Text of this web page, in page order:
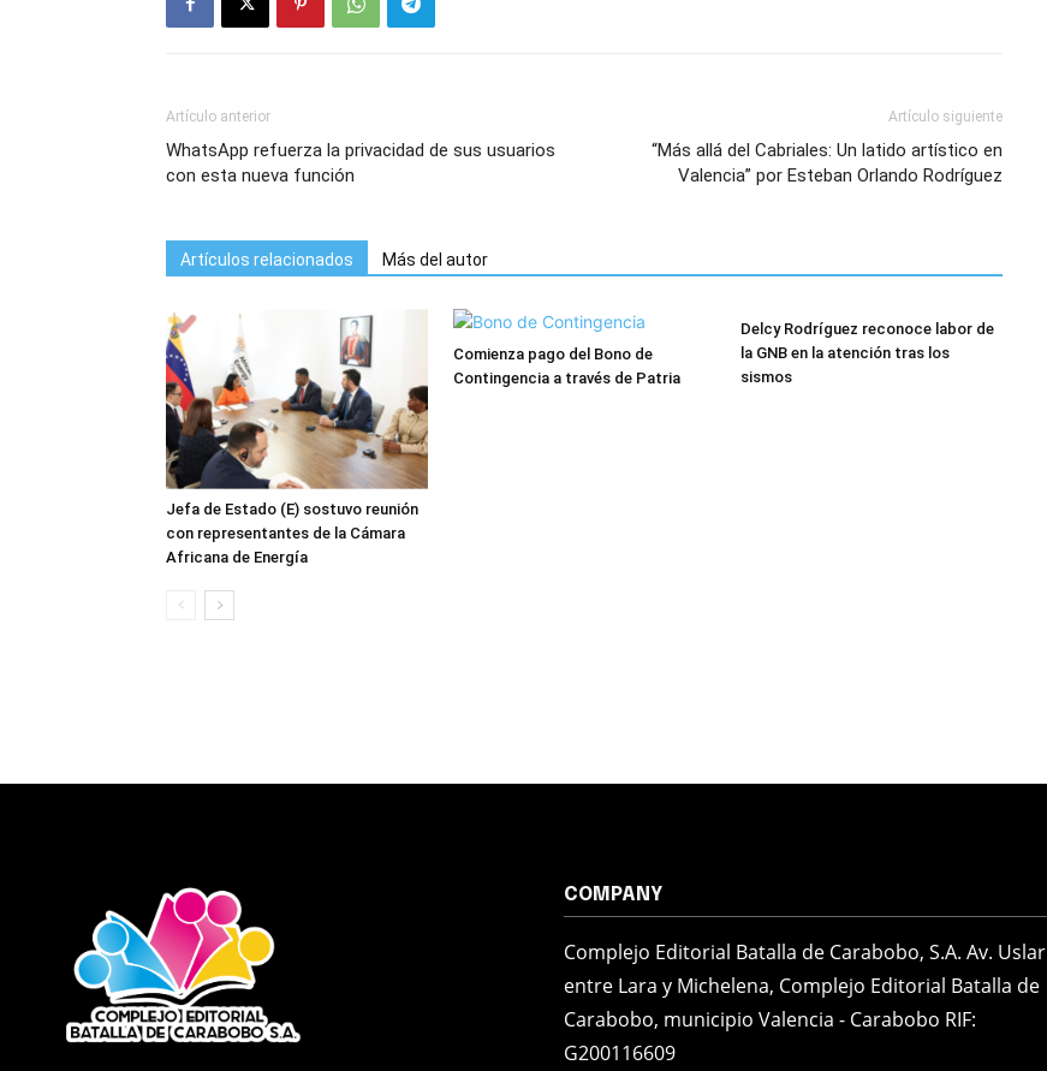
Artículo anterior
WhatsApp refuerza la privacidad de sus usuarios
con esta nueva función
Artículo siguiente
“Más allá del Cabriales: Un latido artístico en
Valencia” por Esteban Orlando Rodríguez
Artículos relacionados Más del autor
Jefa de Estado (E) sostuvo reunión
con representantes de la Cámara
Africana de Energía
Comienza pago del Bono de
Contingencia a través de Patria
Delcy Rodríguez reconoce labor de
la GNB en la atención tras los
sismos
COMPANY
Complejo Editorial Batalla de Carabobo, S.A. Av. Uslar
entre Lara y Michelena, Complejo Editorial Batalla de
Carabobo, municipio Valencia - Carabobo RIF:
G200116609